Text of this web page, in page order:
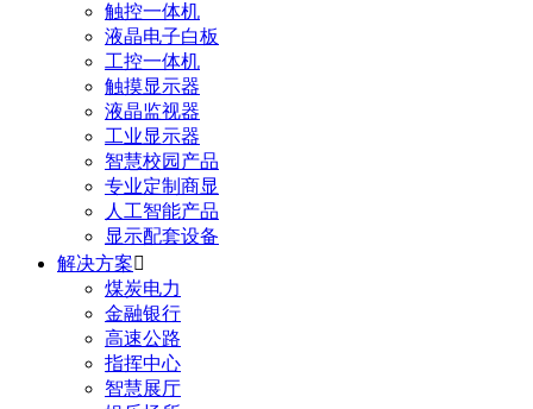
触控一体机
液晶电子白板
工控一体机
触摸显示器
液晶监视器
工业显示器
智慧校园产品
专业定制商显
人工智能产品
显示配套设备
解决方案
煤炭电力
金融银行
高速公路
指挥中心
智慧展厅